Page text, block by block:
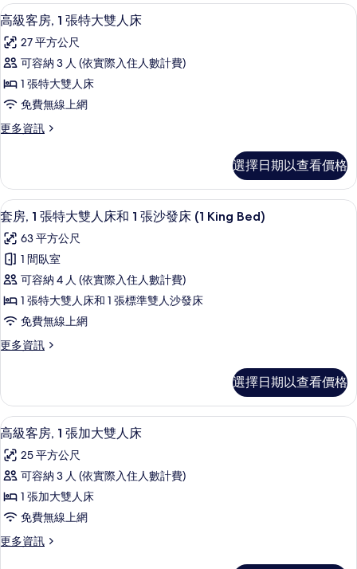
人
床
(Tower
Building)
的
所
有
片
1
特
大
人
床
Building)
顯
示
高
級
客
房,
1
特
大
雙
人
床
的
所
有
相
埃及棉床單、高級寢具、羽絨被、迷你
7
高級客房, 1 張特大雙人床
27 平方公尺
可容納 3 人 (依實際入住人數計費)
1 張特大雙人床
免費無線上網
更多資訊
更
客
房,
1
特
大
人
床
的
詳
情
選擇日期以查看價格
顯
示
套
房,
1
張
特
大
人
床
和
1
張
沙
發
床
埃及棉床單、高級寢具、羽絨被、迷你
9
套房, 1 張特大雙人床和 1 張沙發床 (1 King Bed)
63 平方公尺
1 間臥室
可容納 4 人 (依實際入住人數計費)
1 張特大雙人床和 1 張標準雙人沙發床
免費無線上網
更多資訊
更
1
張
特
雙
人
和
沙
選擇日期以查看價格
顯
示
高
級
客
房,
1
埃及棉床單、高級寢具、羽絨被、迷你
5
高級客房, 1 張加大雙人床
25 平方公尺
可容納 3 人 (依實際入住人數計費)
1 張加大雙人床
免費無線上網
更多資訊
更